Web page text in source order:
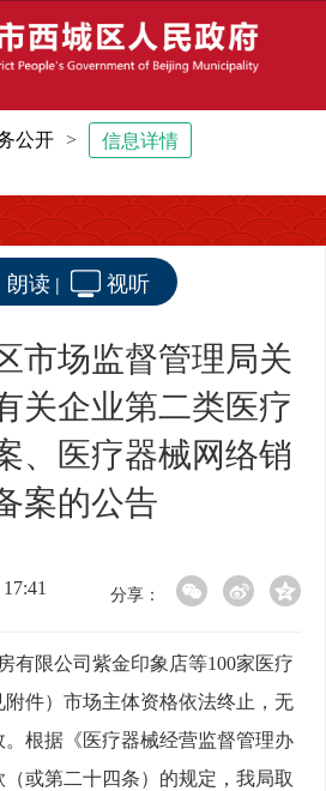
公开 > 信息详情
朗读 | 视听
市场监督管理局关
关企业第二类医疗
、医疗器械网络销
案的公告
分享：
限公司紫金印象店等100家医疗
件）市场主体资格依法终止，无
根据《医疗器械经营监督管理办
或第二十四条）的规定，我局取